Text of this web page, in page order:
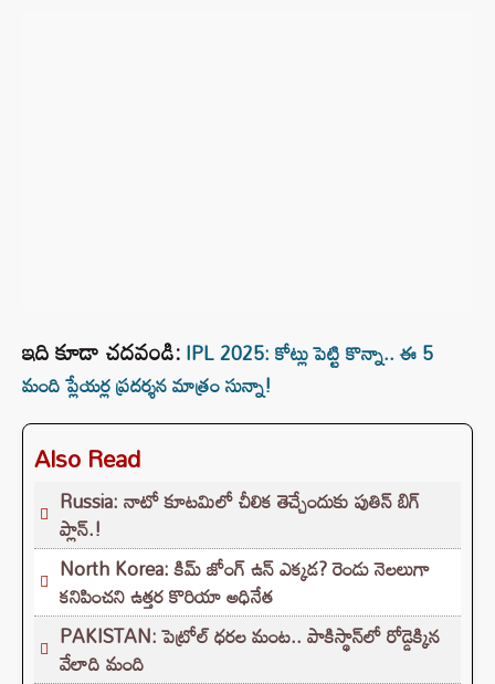
ఇది కూడా చదవండి:IPL 2025: కోట్లు పెట్టి కొన్నా.. ఈ 5
మంది ప్లేయర్ల ప్రదర్శన మాత్రం సున్నా!
Also Read
Russia: నాటో కూటమిలో చీలిక తెచ్చేందుకు పుతిన్ బిగ్
ప్లాన్.!
North Korea: కిమ్ జోంగ్ ఉన్ ఎక్కడ? రెండు నెలలుగా
కనిపించని ఉత్తర కొరియా అధినేత
PAKISTAN: పెట్రోల్ ధరల మంట.. పాకిస్థాన్‌లో రోడ్డెక్కిన
వేలాది మంది